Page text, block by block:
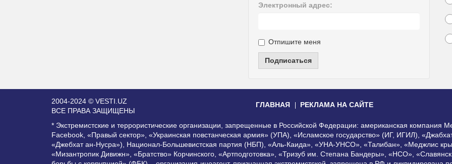
Электронный адрес:
Отпишите меня
Подписаться
2004-2024 © VESTI.UZ
ВСЕ ПРАВА ЗАЩИЩЕНЫ
ГЛАВНАЯ РЕКЛАМА НА САЙТЕ
* Экстремистские и террористические организации, запрещенные в Российской Федерации: американская компания
Facebook, «Правый сектор», «Украинская повстанческая армия» (УПА), «Исламское государство» (ИГ, ИГИЛ),
«Джебхат ан-Нусра»), Национал-Большевистская партия (НБП), «Аль-Каида», «УНА-УНСО», «Талибан», «Меджлис
«Мизантропик Дивижн», «Братство» Корчинского, «Артподготовка», «Тризуб им. Степана Бандеры», «НСО»,